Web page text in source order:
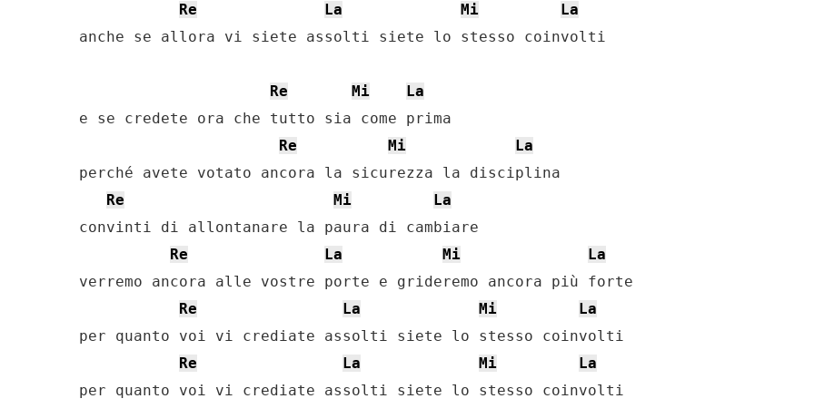
Re
La Mi
La
anche se allora vi siete assolti siete lo stesso coinvolti
Re Mi
La
e se credete ora che tutto sia come prima
Re
Mi
La
perché avete votato ancora la sicurezza la disciplina
Re
Mi
La
convinti di allontanare la paura di cambiare
Re
La Mi
La
verremo ancora alle vostre porte e grideremo ancora più forte
Re
La Mi
La
per quanto voi vi crediate assolti siete lo stesso coinvolti
Re
La Mi
La
per quanto voi vi crediate assolti siete lo stesso coinvolti